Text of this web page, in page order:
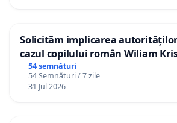
Solicităm implicarea
cazul copilului român Wiliam
Gheorghe, aflat în plasament în
12 ani
54 semnături
54 Semnături / 7 zile
31 Jul 2026